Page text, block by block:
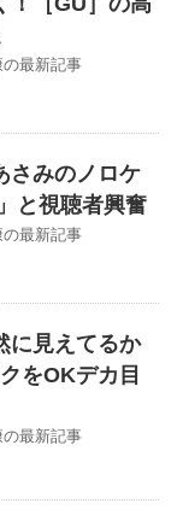
最新記事
さみのノロケ
と視聴者興奮
最新記事
に見えてるか
をOKデカ目
最新記事